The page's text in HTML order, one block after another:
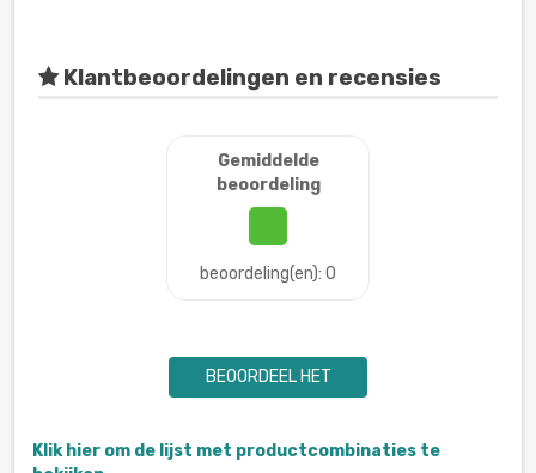
Klantbeoordelingen en recensies
Gemiddelde
beoordeling
beoordeling(en): 0
BEOORDEEL HET
Klik hier om de lijst met productcombinaties te